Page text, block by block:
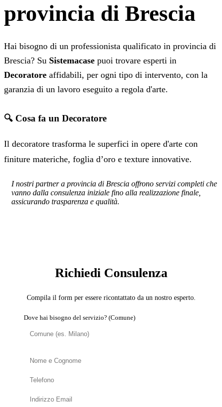
provincia di Brescia
Hai bisogno di un professionista qualificato in provincia di
Brescia? Su Sistemacase puoi trovare esperti in
Decoratore affidabili, per ogni tipo di intervento, con la
garanzia di un lavoro eseguito a regola d'arte.
🔍 Cosa fa un Decoratore
Il decoratore trasforma le superfici in opere d'arte con
finiture materiche, foglia d’oro e texture innovative.
I nostri partner a provincia di Brescia offrono servizi completi che
vanno dalla consulenza iniziale fino alla realizzazione finale,
assicurando trasparenza e qualità.
Richiedi Consulenza
Compila il form per essere ricontattato da un nostro esperto.
Dove hai bisogno del servizio? (Comune)